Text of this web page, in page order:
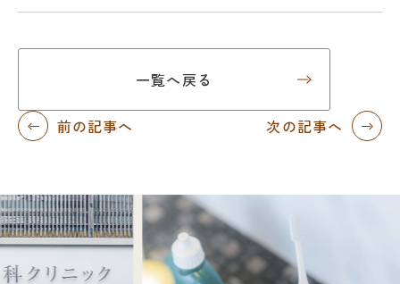
前の記事へ
一覧へ戻る
次の記事へ